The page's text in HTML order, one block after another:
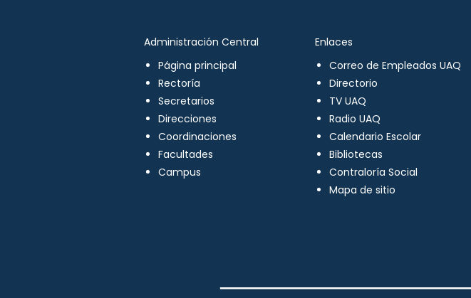
Administración Central
Página principal
Rectoría
Secretarios
Direcciones
Coordinaciones
Facultades
Campus
Enlaces
Correo de Empleados UAQ
Directorio
TV UAQ
Radio UAQ
Calendario Escolar
Bibliotecas
Contraloría Social
Mapa de sitio